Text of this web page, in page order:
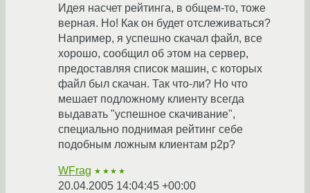
Идея насчет рейтинга, в общем-то, тоже
верная. Но! Как он будет отслеживаться?
Например, я успешно скачал файл, все
хорошо, сообщил об этом на сервер,
предоставляя список машин, с которых
файл был скачан. Так что-ли? Но что
мешает подложному клиенту всегда
выдавать "успешное скачивание",
специально поднимая рейтинг себе
подобным ложным клиентам p2p?
WFrag ★★★★
20.04.2005 14:04:45 +00:00